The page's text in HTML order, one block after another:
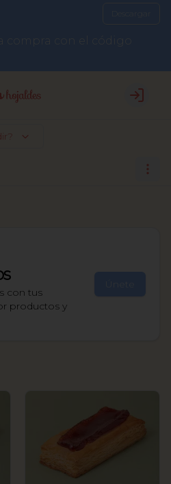
compra con el código
Login
con tus
productos y
Únete